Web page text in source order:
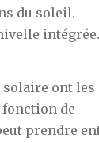
du soleil.
intégrée.
solaire ont les
fonction de
prendre